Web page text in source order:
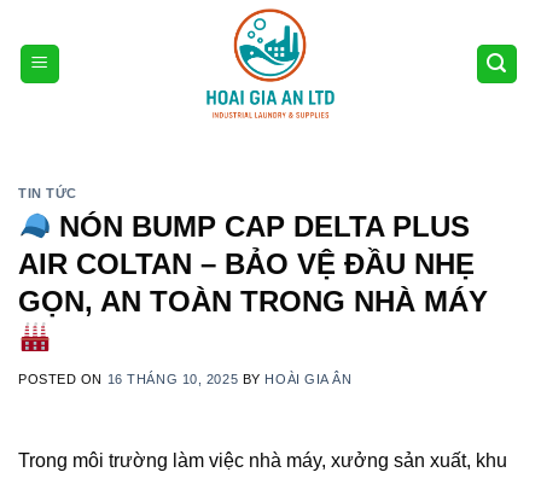
content
TIN TỨC
NÓN BUMP CAP DELTA PLUS
AIR COLTAN – BẢO VỆ ĐẦU NHẸ
GỌN, AN TOÀN TRONG NHÀ MÁY
POSTED ON 16 THÁNG 10, 2025 BY HOÀI GIA ÂN
Trong môi trường làm việc nhà máy, xưởng sản xuất, khu